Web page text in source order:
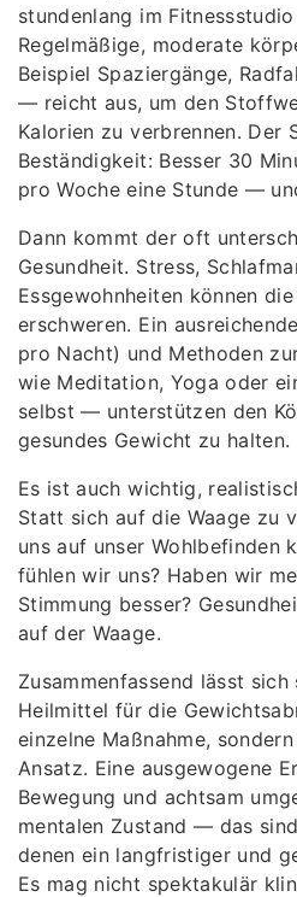
stundenlang im
Regelmäßige, moderate
Beispiel Spaziergänge,
— reicht aus, um den
Kalorien zu verbrennen. Der
Beständigkeit: Besser 30
pro Woche eine Stunde —
Dann kommt der oft
Gesundheit. Stress,
Essgewohnheiten können
erschweren. Ein
pro Nacht) und Methoden
wie Meditation, Yoga oder
selbst — unterstützen den
gesundes Gewicht zu halten.
Es ist auch wichtig,
Statt sich auf die Waage zu
uns auf unser Wohlbefinden
fühlen wir uns? Haben wir
Stimmung besser?
auf der Waage.
Zusammenfassend lässt
Heilmittel für die
einzelne Maßnahme,
Ansatz. Eine ausgewogene
Bewegung und achtsam
mentalen Zustand — das
denen ein langfristiger und
Es mag nicht spektakulär